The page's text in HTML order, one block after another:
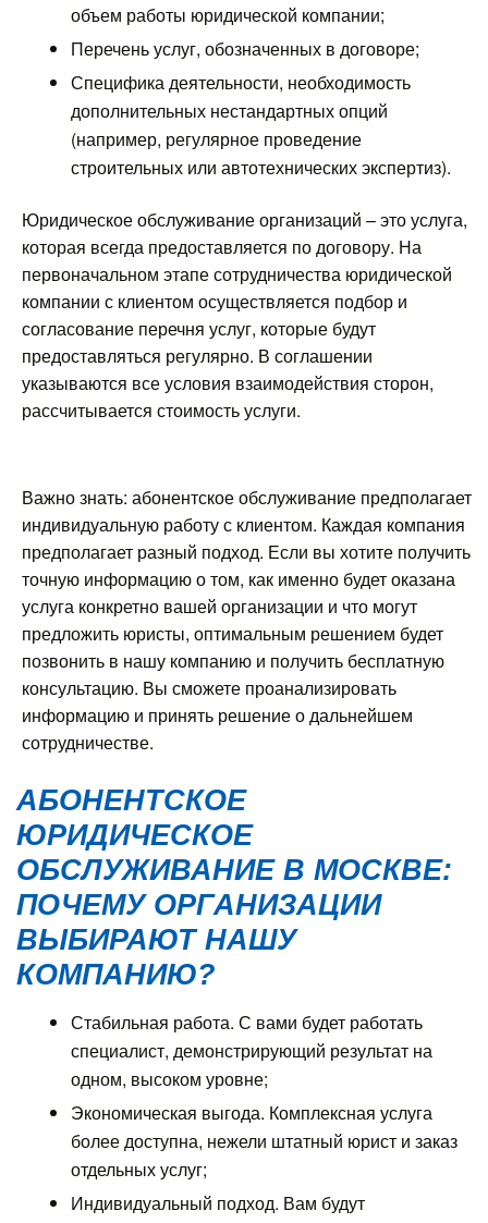
объем работы юридической компании;
Перечень услуг, обозначенных в договоре;
Специфика деятельности, необходимость
дополнительных нестандартных опций
(например, регулярное проведение
строительных или автотехнических экспертиз).
Юридическое обслуживание организаций – это услуга,
которая всегда предоставляется по договору. На
первоначальном этапе сотрудничества юридической
компании с клиентом осуществляется подбор и
согласование перечня услуг, которые будут
предоставляться регулярно. В соглашении
указываются все условия взаимодействия сторон,
рассчитывается стоимость услуги.
Важно знать: абонентское обслуживание предполагает
индивидуальную работу с клиентом. Каждая компания
предполагает разный подход. Если вы хотите получить
точную информацию о том, как именно будет оказана
услуга конкретно вашей организации и что могут
предложить юристы, оптимальным решением будет
позвонить в нашу компанию и получить бесплатную
консультацию. Вы сможете проанализировать
информацию и принять решение о дальнейшем
сотрудничестве.
АБОНЕНТСКОЕ
ЮРИДИЧЕСКОЕ
ОБСЛУЖИВАНИЕ В МОСКВЕ:
ПОЧЕМУ ОРГАНИЗАЦИИ
ВЫБИРАЮТ НАШУ
КОМПАНИЮ?
Стабильная работа. С вами будет работать
специалист, демонстрирующий результат на
одном, высоком уровне;
Экономическая выгода. Комплексная услуга
более доступна, нежели штатный юрист и заказ
отдельных услуг;
Индивидуальный подход. Вам будут